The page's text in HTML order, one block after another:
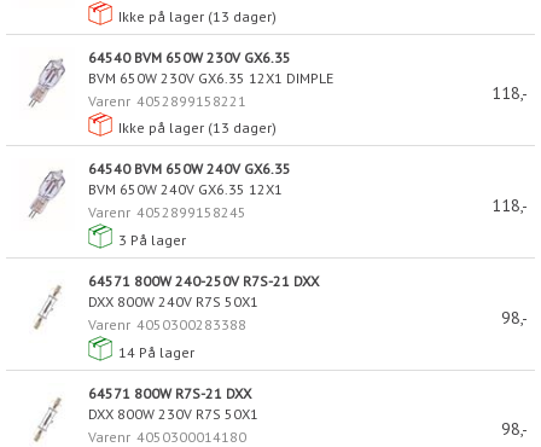
Ikke på lager (13 dager)
64540 BVM 650W 230V GX6.35
BVM 650W 230V GX6.35 12X1 DIMPLE
Varenr 4052899158221
Ikke på lager (13 dager)
118,-
64540 BVM 650W 240V GX6.35
BVM 650W 240V GX6.35 12X1
Varenr 4052899158245
3 På lager
118,-
64571 800W 240-250V R7S-21 DXX
DXX 800W 240V R7S 50X1
Varenr 4050300283388
14 På lager
98,-
64571 800W R7S-21 DXX
DXX 800W 230V R7S 50X1
Varenr 4050300014180
98,-